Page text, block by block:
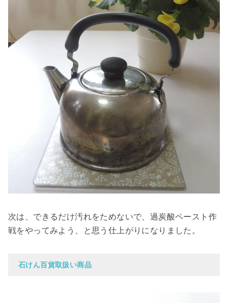
次は、できるだけ汚れをためないで、過炭酸ペースト作
戦をやってみよう、と思う仕上がりになりました。
石けん百貨取扱い商品